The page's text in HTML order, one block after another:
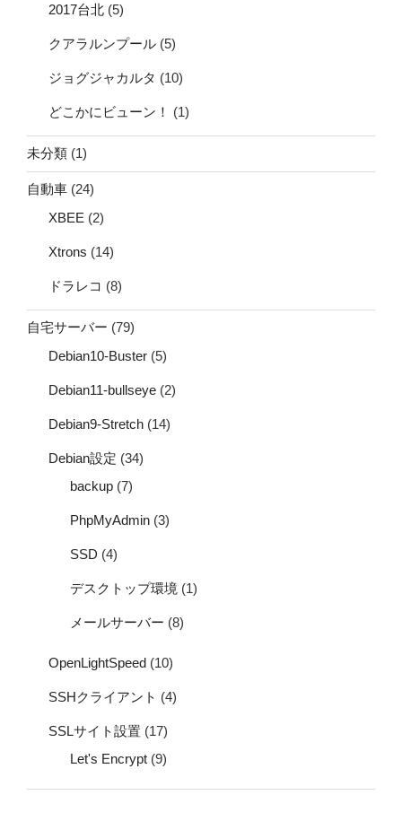
2017台北 (5)
クアラルンプール (5)
ジョグジャカルタ (10)
どこかにビューン！ (1)
未分類 (1)
自動車 (24)
XBEE (2)
Xtrons (14)
ドラレコ (8)
自宅サーバー (79)
Debian10-Buster (5)
Debian11-bullseye (2)
Debian9-Stretch (14)
Debian設定 (34)
backup (7)
PhpMyAdmin (3)
SSD (4)
デスクトップ環境 (1)
メールサーバー (8)
OpenLightSpeed (10)
SSHクライアント (4)
SSLサイト設置 (17)
Let's Encrypt (9)